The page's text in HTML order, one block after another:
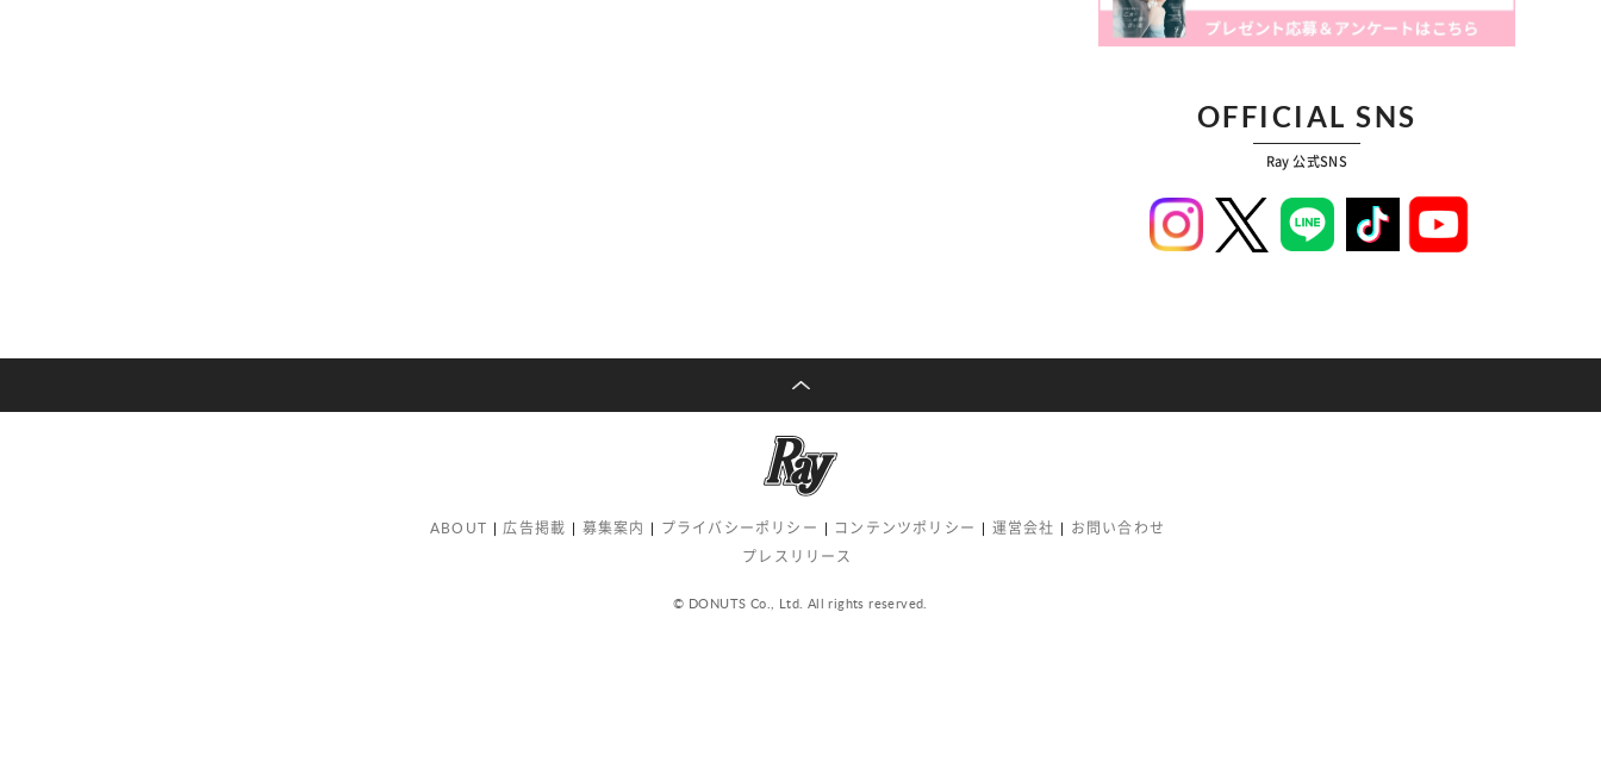
OFFICIAL SNS
Ray 公式SNS
ABOUT 広告掲載 募集案内 プライバシーポリシー コンテンツポリシー 運営会社
お問い合わせ
プレスリリース
© DONUTS Co., Ltd. All rights reserved.